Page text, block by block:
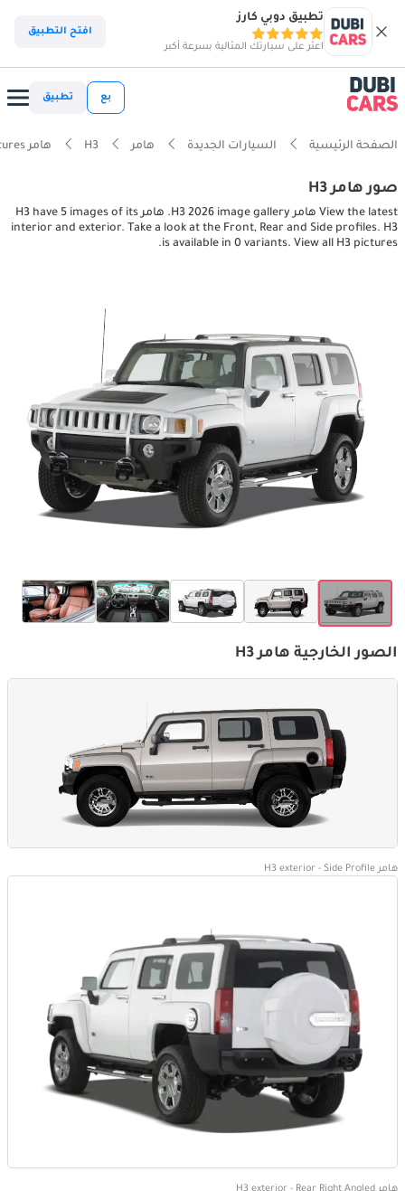
تطبيق دوبي كارز
اعثر على سيارتك المثالية بسرعة أكبر
افتح التطبيق
بع تطبيق
الصفحة الرئيسية السيارات الجديدة هامر H3 هامر H3 interior, exterior pictures
صور هامر H3
View the latest هامر H3 2026 image gallery. هامر H3 have 5 images of its
interior and exterior. Take a look at the Front, Rear and Side profiles. H3
is available in 0 variants. View all H3 pictures.
الصور الخارجية هامر H3
هامر H3 exterior - Side Profile